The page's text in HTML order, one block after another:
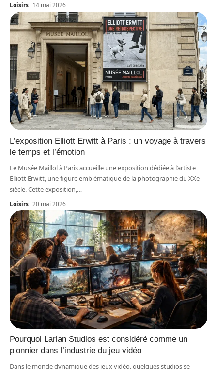
Loisirs 14 mai 2026
L’exposition Elliott Erwitt à Paris : un voyage à travers
le temps et l’émotion
Le Musée Maillol à Paris accueille une exposition dédiée à l’artiste
Elliott Erwitt, une figure emblématique de la photographie du XXe
siècle. Cette exposition, …
Loisirs 20 mai 2026
Pourquoi Larian Studios est considéré comme un
pionnier dans l’industrie du jeu vidéo
Dans le monde dynamique des jeux vidéo, quelques studios se